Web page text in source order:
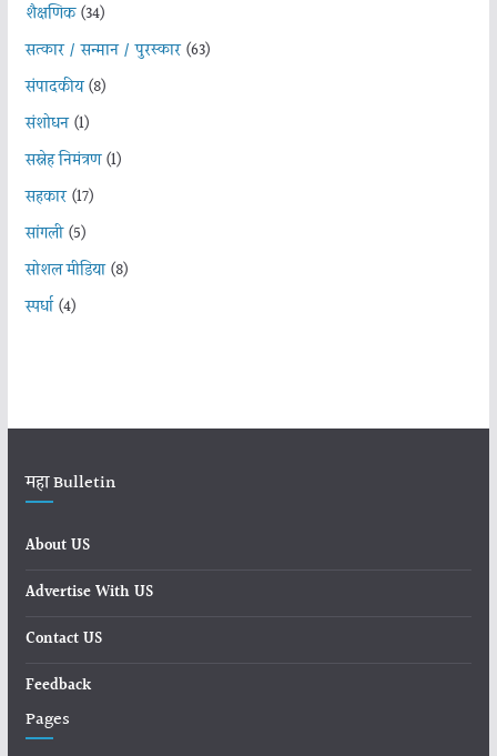
शैक्षणिक(34)
सत्कार / सन्मान / पुरस्कार(63)
संपादकीय(8)
संशोधन(1)
सस्नेह निमंत्रण(1)
सहकार(17)
सांगली(5)
सोशल मीडिया(8)
स्पर्धा(4)
महा Bulletin
About US
Advertise With US
Contact US
Feedback
Pages